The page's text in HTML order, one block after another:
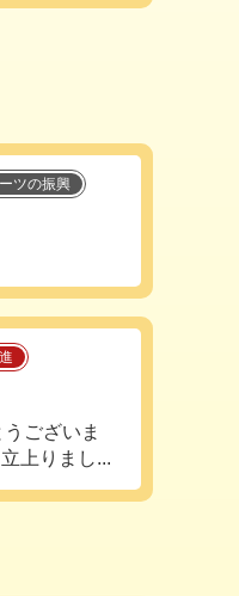
ツの振興
ございま
上りまし...